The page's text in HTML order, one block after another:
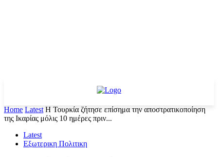
Home Latest Η Τουρκία ζήτησε επίσημα την αποστρατικοποίηση
της Ικαρίας μόλις 10 ημέρες πριν...
Latest
Εξωτερικη Πολιτικη